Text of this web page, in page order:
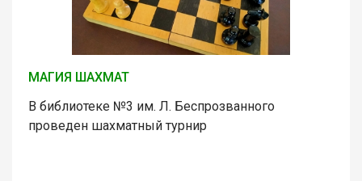
МАГИЯ ШАХМАТ
В библиотеке №3 им. Л. Беспрозванного
проведен шахматный турнир